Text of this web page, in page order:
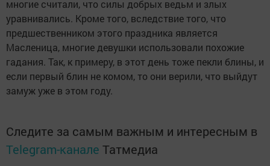
многие считали, что силы добрых ведьм и злых
уравнивались. Кроме того, вследствие того, что
предшественником этого праздника является
Масленица, многие девушки использовали похожие
гадания. Так, к примеру, в этот день тоже пекли блины, и
если первый блин не комом, то они верили, что выйдут
замуж уже в этом году.
Следите за самым важным и интересным в
Telegram-канале Татмедиа